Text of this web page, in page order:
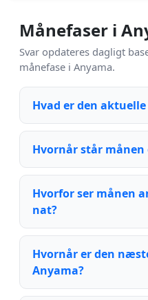
Månefaser i
Svar opdateres dagligt
månefase i Anyama.
Hvad er den
Hvornår står
Hvorfor ser månen
nat?
Hvornår er den
Anyama?